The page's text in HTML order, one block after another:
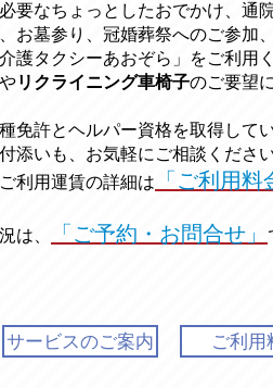
要なちょっとしたおでかけ、通
お墓参り、冠婚葬祭へのご参加
護タクシーあおぞら」をご利用
​やリクライニング車椅子のご要望
免許とヘルパー資格を取得して
添いも、お気軽にご相談くださ
利用運賃の詳細は 「ご利用料
は、
「ご予約・お問合せ」
サービスのご案内 ご利用